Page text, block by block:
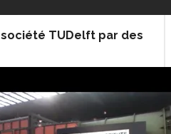
TUDelft par des